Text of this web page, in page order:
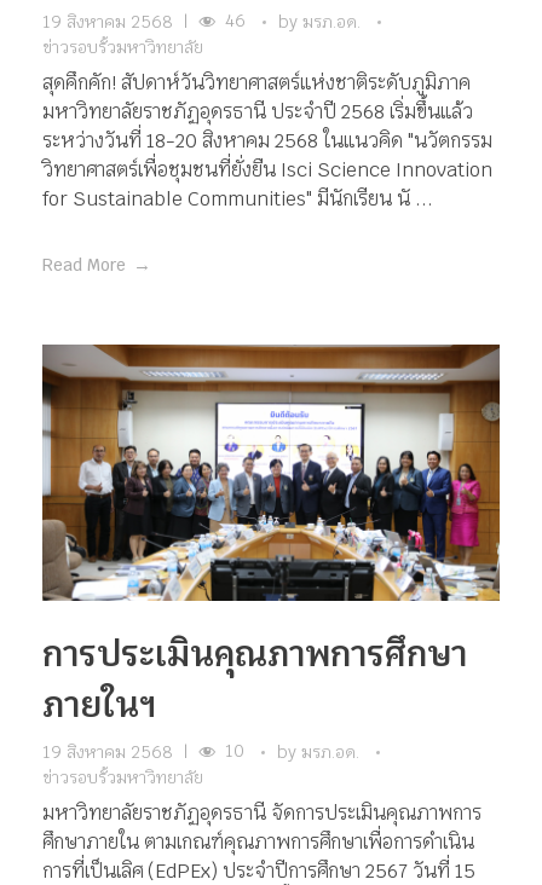
19 สิงหาคม 2568 | 46 by มรภ.อด.
ข่าวรอบรั้วมหาวิทยาลัย
สุดคึกคัก! สัปดาห์วันวิทยาศาสตร์แห่งชาติระดับภูมิภาค
มหาวิทยาลัยราชภัฏอุดรธานี ประจำปี 2568 เริ่มขึ้นแล้ว
ระหว่างวันที่ 18-20 สิงหาคม 2568 ในแนวคิด "นวัตกรรม
วิทยาศาสตร์เพื่อชุมชนที่ยั่งยืน Isci Science Innovation
for Sustainable Communities" มีนักเรียน นั ...
Read More
การประเมินคุณภาพการศึกษา
ภายในฯ
19 สิงหาคม 2568 | 10 by มรภ.อด.
ข่าวรอบรั้วมหาวิทยาลัย
มหาวิทยาลัยราชภัฏอุดรธานี จัดการประเมินคุณภาพการ
ศึกษาภายใน ตามเกณฑ์คุณภาพการศึกษาเพื่อการดำเนิน
การที่เป็นเลิศ (EdPEx) ประจำปีการศึกษา 2567 วันที่ 15